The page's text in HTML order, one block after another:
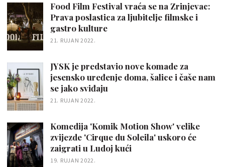
Food Film Festival vraća se na Zrinjevac:
Prava poslastica za ljubitelje filmske i
gastro kulture
21. RUJAN 2022.
JYSK je predstavio nove komade za
jesensko uređenje doma, šalice i čaše nam
se jako sviđaju
21. RUJAN 2022.
Komedija 'Komik Motion Show' velike
zvijezde 'Cirque du Soleila' uskoro će
zaigrati u Ludoj kući
19. RUJAN 2022.